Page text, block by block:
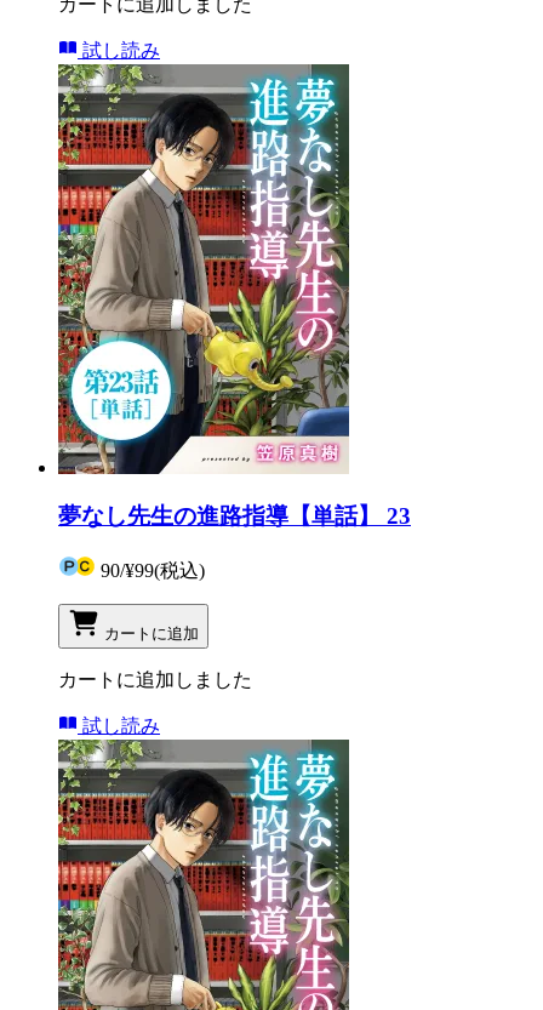
試し読み
夢なし先生の進路指導【単話】 23
90/¥99(税込)
カートに追加
カートに追加しました
試し読み